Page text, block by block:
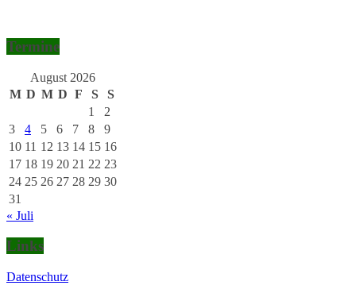
Termine
August 2026
M D M D F S
S
1
2
3
4 5 6 7 8
9
10 11 12 13 14 15 16
17 18 19 20 21 22 23
24 25 26 27 28 29 30
31
« Juli
Links
Datenschutz